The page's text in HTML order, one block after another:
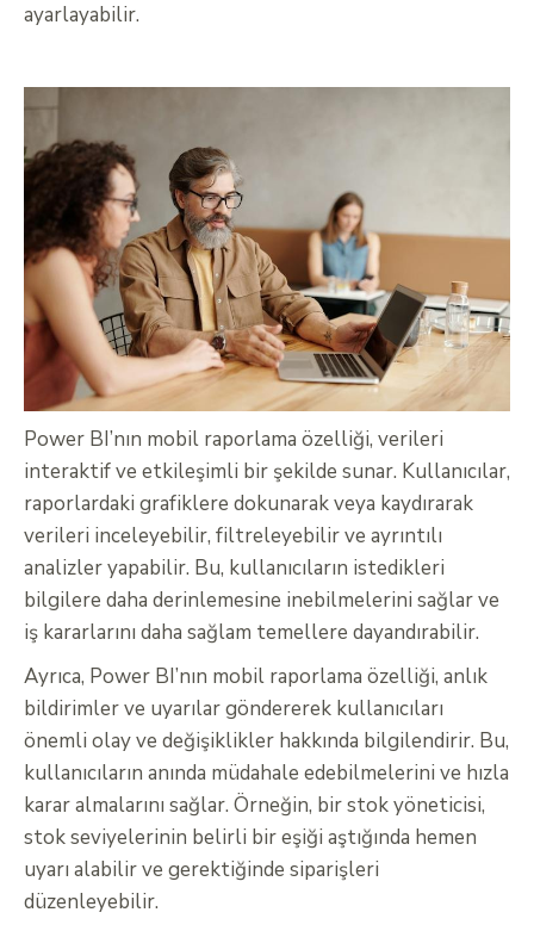
ayarlayabilir.
Power BI’nın mobil raporlama özelliği, verileri
interaktif ve etkileşimli bir şekilde sunar. Kullanıcılar,
raporlardaki grafiklere dokunarak veya kaydırarak
verileri inceleyebilir, filtreleyebilir ve ayrıntılı
analizler yapabilir. Bu, kullanıcıların istedikleri
bilgilere daha derinlemesine inebilmelerini sağlar ve
iş kararlarını daha sağlam temellere dayandırabilir.
Ayrıca, Power BI’nın mobil raporlama özelliği, anlık
bildirimler ve uyarılar göndererek kullanıcıları
önemli olay ve değişiklikler hakkında bilgilendirir. Bu,
kullanıcıların anında müdahale edebilmelerini ve hızla
karar almalarını sağlar. Örneğin, bir stok yöneticisi,
stok seviyelerinin belirli bir eşiği aştığında hemen
uyarı alabilir ve gerektiğinde siparişleri
düzenleyebilir.